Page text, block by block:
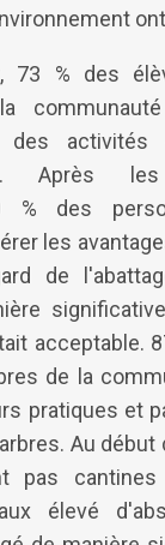
73 % des
des activités
Après
% des
les
de
acceptable.
de la
pratiques et
Au
pas
élevé